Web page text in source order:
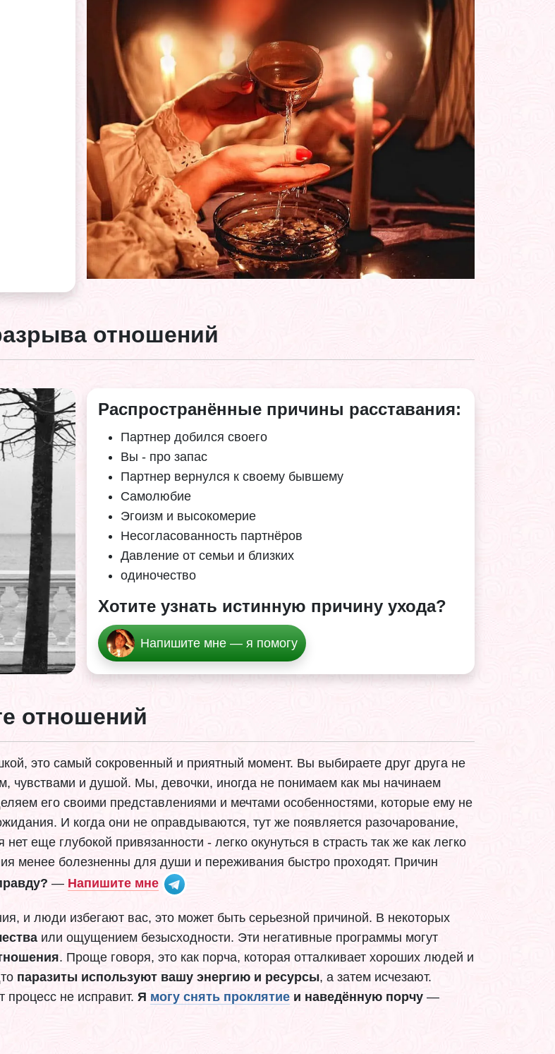
отношений
Распространённые причины расставания:
Партнер добился своего
Вы - про запас
Партнер вернулся к своему бывшему
Самолюбие
Эгоизм и высокомерие
Несогласованность партнёров
Давление от семьи и близких
одиночество
Хотите узнать истинную причину ухода?
Напишите мне — я помогу
отношений
это самый сокровенный и приятный момент. Вы выбираете друг друга не
чувствами и душой. Мы, девочки, иногда не понимаем как мы начинаем
его своими представлениями и мечтами особенностями, которые ему не
И когда они не оправдываются, тут же появляется разочарование,
еще глубокой привязанности - легко окунуться в страсть так же как легко
менее болезненны для души и переживания быстро проходят. Причин
— Напишите мне
и люди избегают вас, это может быть серьезной причиной. В некоторых
или ощущением безысходности. Эти негативные программы могут
. Проще говоря, это как порча, которая отталкивает хороших людей и
паразиты используют вашу энергию и ресурсы, а затем исчезают.
процесс не исправит. Я могу снять проклятие и наведённую порчу —